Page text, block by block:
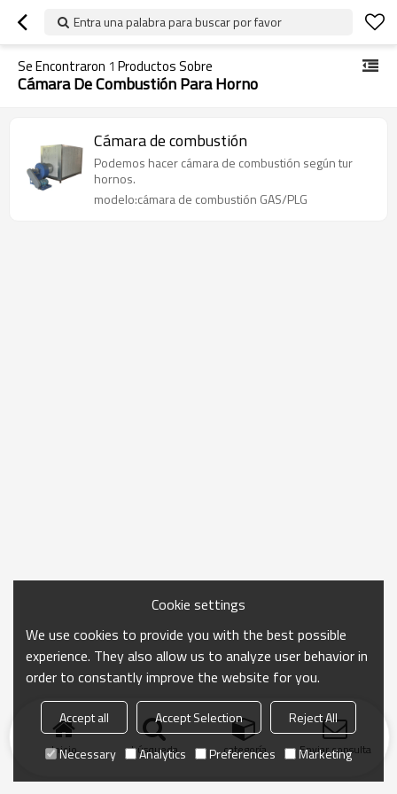
Entra una palabra para buscar por favor
Se Encontraron 1 Productos Sobre
Cámara De Combustión Para Horno
Cámara de combustión
Podemos hacer cámara de combustión según tur
hornos.
modelo:cámara de combustión GAS/PLG
Inicio búsqueda categoría Enviar consulta
Cookie settings
We use cookies to provide you with the best possible
experience. They also allow us to analyze user behavior in
order to constantly improve the website for you.
Accept all Accept Selection
Reject All
Necessary
Analytics Preferences Marketing